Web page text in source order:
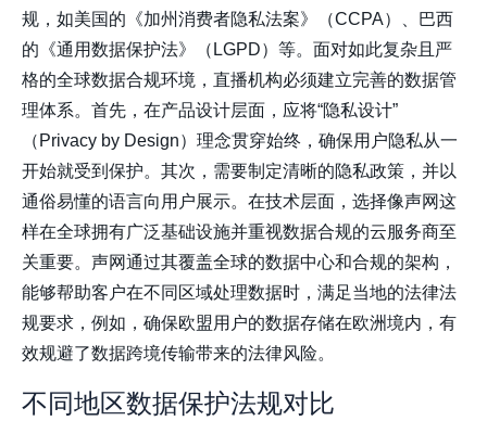
规，如美国的《加州消费者隐私法案》（CCPA）、巴西
的《通用数据保护法》（LGPD）等。面对如此复杂且严
格的全球数据合规环境，直播机构必须建立完善的数据管
理体系。首先，在产品设计层面，应将“隐私设计”
（Privacy by Design）理念贯穿始终，确保用户隐私从一
开始就受到保护。其次，需要制定清晰的隐私政策，并以
通俗易懂的语言向用户展示。在技术层面，选择像声网这
样在全球拥有广泛基础设施并重视数据合规的云服务商至
关重要。声网通过其覆盖全球的数据中心和合规的架构，
能够帮助客户在不同区域处理数据时，满足当地的法律法
规要求，例如，确保欧盟用户的数据存储在欧洲境内，有
效规避了数据跨境传输带来的法律风险。
不同地区数据保护法规对比